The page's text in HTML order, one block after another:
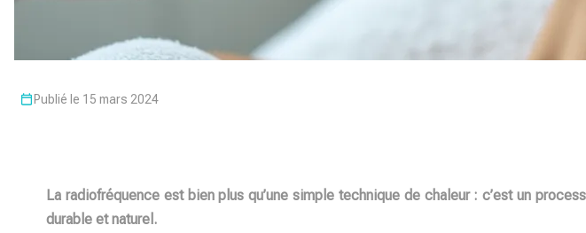
Publié le 15 mars 2024
La radiofréquence est bien plus qu’une simple technique de chaleur : c’est un
durable et naturel.